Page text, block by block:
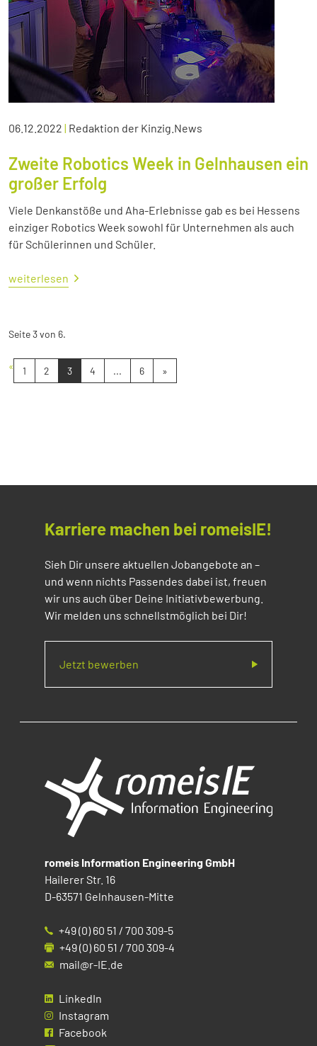
06.12.2022 | Redaktion der Kinzig.News
Zweite Robotics Week in Gelnhausen ein
großer Erfolg
Viele Denkanstöße und Aha-Erlebnisse gab es bei Hessens
einziger Robotics Week sowohl für Unternehmen als auch
für Schülerinnen und Schüler.
weiterlesen
Seite 3 von 6.
« 1 2 3 4 ... 6 »
Karriere machen bei romeisIE!
Sieh Dir unsere aktuellen Jobangebote an –
und wenn nichts Passendes dabei ist, freuen
wir uns auch über Deine Initiativbewerbung.
Wir melden uns schnellstmöglich bei Dir!
Jetzt bewerben
romeis Information Engineering GmbH
Hailerer Str. 16
D-63571 Gelnhausen-Mitte
+49 (0) 60 51 / 700 309-5
+49 (0) 60 51 / 700 309-4
mail@r-IE.de
LinkedIn
Instagram
Facebook